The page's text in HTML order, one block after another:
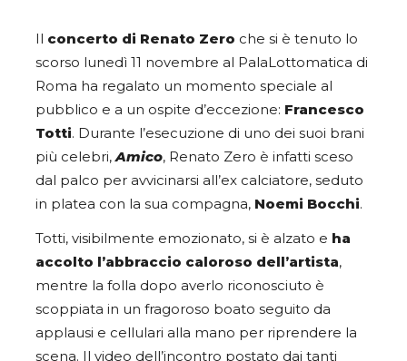
concerto di Renato Zero che si è tenuto lo
scorso lunedì 11 novembre al PalaLottomatica di
Roma ha regalato un momento speciale al
pubblico e a un ospite d’eccezione: Francesco
Totti. Durante l’esecuzione di uno dei suoi brani
più celebri,Amico, Renato Zero è infatti sceso
dal palco per avvicinarsi all’ex calciatore, seduto
in platea con la sua compagna, Noemi Bocchi.
Totti, visibilmente emozionato, si è alzato e ha
accolto l’abbraccio caloroso dell’artista,
mentre la folla dopo averlo riconosciuto è
scoppiata in un fragoroso boato seguito da
applausi e cellulari alla mano per riprendere la
scena. Il video dell’incontro postato dai tanti